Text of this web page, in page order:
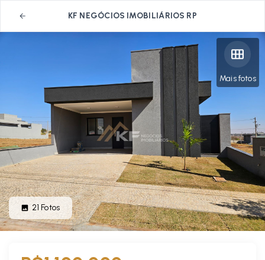
KF NEGÓCIOS IMOBILIÁRIOS RP
Mais fotos
21 Fotos